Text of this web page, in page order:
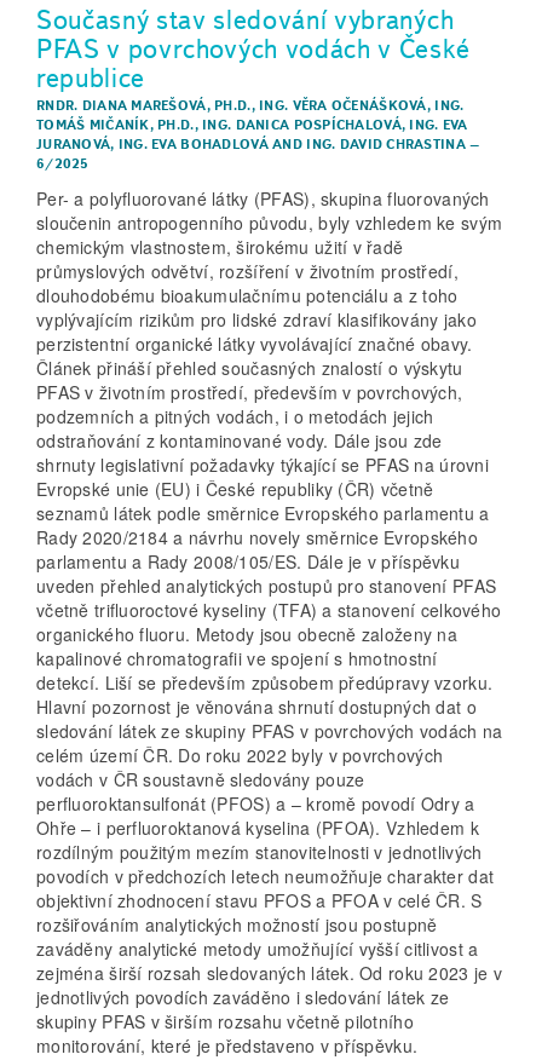
Současný stav sledování vybraných
PFAS v povrchových vodách v České
republice
RNDR. DIANA MAREŠOVÁ, PH.D., ING. VĚRA OČENÁŠKOVÁ, ING.
TOMÁŠ MIČANÍK, PH.D., ING. DANICA POSPÍCHALOVÁ, ING. EVA
JURANOVÁ, ING. EVA BOHADLOVÁAND ING. DAVID CHRASTINA–
6/2025
Per- a polyfluorované látky (PFAS), skupina fluorovaných
sloučenin antropogenního původu, byly vzhledem ke svým
chemickým vlastnostem, širokému užití v řadě
průmyslových odvětví, rozšíření v životním prostředí,
dlouhodobému bio­akumulačnímu potenciálu a z toho
vyplývajícím rizikům pro lidské zdraví klasifikovány jako
perzistentní organické látky vyvolávající značné obavy.
Článek přináší přehled současných znalostí o výskytu
PFAS v životním prostředí, především v povrchových,
podzemních a pitných vodách, i o metodách jejich
odstraňování z kontaminované vody. Dále jsou zde
shrnuty legislativní požadavky týkající se PFAS na úrovni
Evropské unie (EU) i České republiky (ČR) včetně
seznamů látek podle směrnice Evropského parlamentu a
Rady 2020/2184 a návrhu novely směrnice Evropského
parlamentu a Rady 2008/105/ES. Dále je v příspěvku
uveden přehled analytických postupů pro stanovení PFAS
včetně trifluoroctové kyseliny (TFA) a stanovení celkového
organického fluoru. Metody jsou obecně založeny na
kapalinové chromatografii ve spojení s hmotnostní
detekcí. Liší se především způsobem předúpravy vzorku.
Hlavní pozornost je věnována shrnutí dostupných dat o
sledování látek ze skupiny PFAS v povrchových vodách na
celém území ČR. Do roku 2022 byly v povrchových
vodách v ČR soustavně sledovány pouze
perfluoroktansulfonát (PFOS) a – kromě povodí Odry a
Ohře – i perfluoroktanová kyselina (PFOA). Vzhledem k
rozdílným použitým mezím stanovitelnosti v jednotlivých
povodích v předchozích letech neumožňuje charakter dat
objektivní zhodnocení stavu PFOS a PFOA v celé ČR. S
rozšiřováním analytických možností jsou postupně
zaváděny analytické metody umožňující vyšší citlivost a
zejména širší rozsah sledovaných látek. Od roku 2023 je v
jednotlivých povodích zaváděno i sledování látek ze
skupiny PFAS v širším rozsahu včetně pilotního
monitorování, které je představeno v příspěvku.